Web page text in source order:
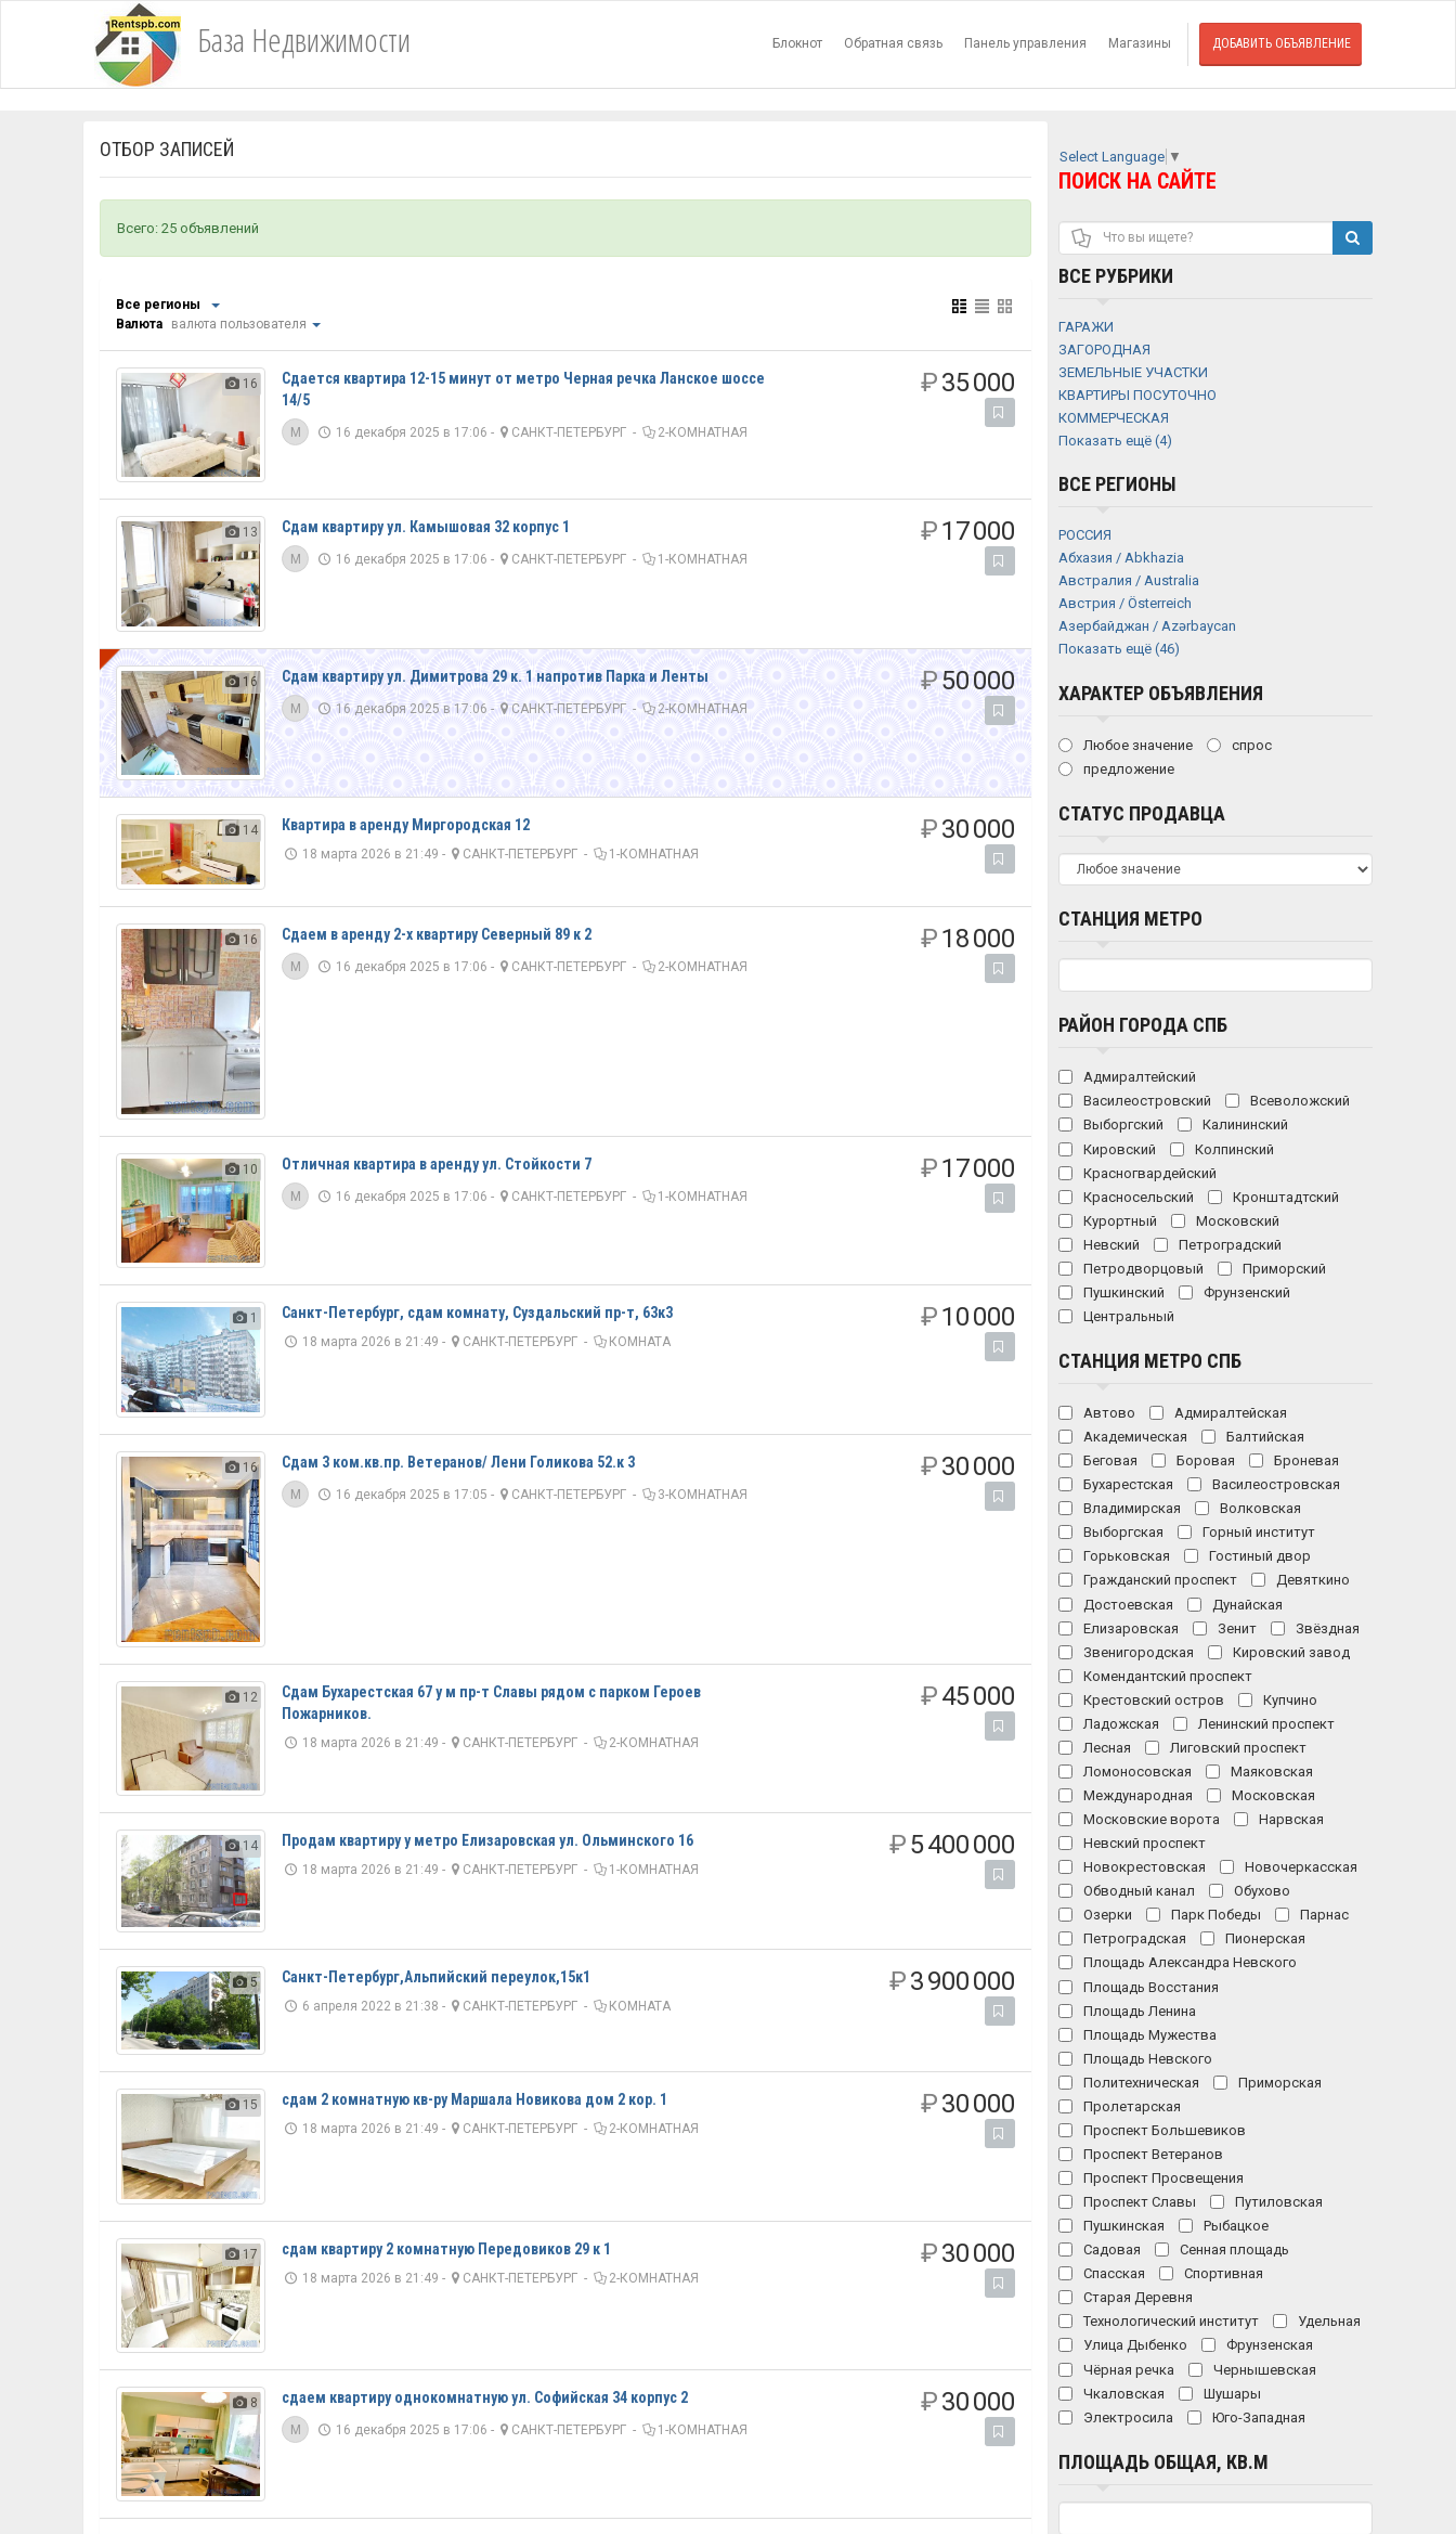
База Недвижимости Блокнот Обратная связь Панель управления Магазины ДОБАВИТЬ ОБЪЯВЛЕНИЕ
ОТБОР ЗАПИСЕЙ
Всего: 25 объявлений
Все регионы
Валюта
валюта пользователя
16
Сдается квартира 12-15 минут от метро Черная речка Ланское шоссе
14/5
M 16 декабря 2025 в 17:06 - САНКТ-ПЕТЕРБУРГ - 2-КОМНАТНАЯ
₽35 000
13 Сдам квартиру ул. Камышовая 32 корпус 1
M 16 декабря 2025 в 17:06 - САНКТ-ПЕТЕРБУРГ - 1-КОМНАТНАЯ
₽17 000
16 Сдам квартиру ул. Димитрова 29 к. 1 напротив Парка и Ленты
M 16 декабря 2025 в 17:06 - САНКТ-ПЕТЕРБУРГ - 2-КОМНАТНАЯ
₽50 000
14 Квартира в аренду Миргородская 12
18 марта 2026 в 21:49 - САНКТ-ПЕТЕРБУРГ - 1-КОМНАТНАЯ
₽30 000
16 Сдаем в аренду 2-х квартиру Северный 89 к 2
M 16 декабря 2025 в 17:06 - САНКТ-ПЕТЕРБУРГ - 2-КОМНАТНАЯ
₽18 000
10 Отличная квартира в аренду ул. Стойкости 7
M 16 декабря 2025 в 17:06 - САНКТ-ПЕТЕРБУРГ - 1-КОМНАТНАЯ
₽17 000
1 Санкт-Петербург, сдам комнату, Суздальский пр-т, 63к3
18 марта 2026 в 21:49 - САНКТ-ПЕТЕРБУРГ - КОМНАТА
₽10 000
16 Сдам 3 ком.кв.пр. Ветеранов/ Лени Голикова 52.к 3
M 16 декабря 2025 в 17:05 - САНКТ-ПЕТЕРБУРГ - 3-КОМНАТНАЯ
₽30 000
12
Сдам Бухарестская 67 у м пр-т Славы рядом с парком Героев
Пожарников.
18 марта 2026 в 21:49 - САНКТ-ПЕТЕРБУРГ - 2-КОМНАТНАЯ
₽45 000
14 Продам квартиру у метро Елизаровская ул. Ольминского 16
18 марта 2026 в 21:49 - САНКТ-ПЕТЕРБУРГ - 1-КОМНАТНАЯ
₽5 400 000
5 Санкт-Петербург,Альпийский переулок,15к1
6 апреля 2022 в 21:38 - САНКТ-ПЕТЕРБУРГ - КОМНАТА
₽3 900 000
15 сдам 2 комнатную кв-ру Маршала Новикова дом 2 кор. 1
18 марта 2026 в 21:49 - САНКТ-ПЕТЕРБУРГ - 2-КОМНАТНАЯ
₽30 000
17 сдам квартиру 2 комнатную Передовиков 29 к 1
18 марта 2026 в 21:49 - САНКТ-ПЕТЕРБУРГ - 2-КОМНАТНАЯ
₽30 000
8 сдаем квартиру однокомнатную ул. Софийская 34 корпус 2
M 16 декабря 2025 в 17:06 - САНКТ-ПЕТЕРБУРГ - 1-КОМНАТНАЯ
₽30 000
Select Language ▼
ПОИСК НА САЙТЕ
ВСЕ РУБРИКИ
ГАРАЖИ
ЗАГОРОДНАЯ
ЗЕМЕЛЬНЫЕ УЧАСТКИ
КВАРТИРЫ ПОСУТОЧНО
КОММЕРЧЕСКАЯ
Показать ещё (4)
ВСЕ РЕГИОНЫ
РОССИЯ
Абхазия / Abkhazia
Австралия / Australia
Австрия / Österreich
Азербайджан / Azərbaycan
Показать ещё (46)
ХАРАКТЕР ОБЪЯВЛЕНИЯ
Любое значение
спрос
предложение
СТАТУС ПРОДАВЦА
СТАНЦИЯ МЕТРО
РАЙОН ГОРОДА СПБ
Адмиралтейский
Василеостровский
Всеволожский
Выборгский
Калининский
Кировский
Колпинский
Красногвардейский
Красносельский
Кронштадтский
Курортный
Московский
Невский
Петроградский
Петродворцовый
Приморский
Пушкинский
Фрунзенский
Центральный
СТАНЦИЯ МЕТРО СПБ
Автово
Адмиралтейская
Академическая
Балтийская
Беговая
Боровая
Броневая
Бухарестская
Василеостровская
Владимирская
Волковская
Выборгская
Горный институт
Горьковская
Гостиный двор
Гражданский проспект
Девяткино
Достоевская
Дунайская
Елизаровская
Зенит
Звёздная
Звенигородская
Кировский завод
Комендантский проспект
Крестовский остров
Купчино
Ладожская
Ленинский проспект
Лесная
Лиговский проспект
Ломоносовская
Маяковская
Международная
Московская
Московские ворота
Нарвская
Невский проспект
Новокрестовская
Новочеркасская
Обводный канал
Обухово
Озерки
Парк Победы
Парнас
Петроградская
Пионерская
Площадь Александра Невского
Площадь Восстания
Площадь Ленина
Площадь Мужества
Площадь Невского
Политехническая
Приморская
Пролетарская
Проспект Большевиков
Проспект Ветеранов
Проспект Просвещения
Проспект Славы
Путиловская
Пушкинская
Рыбацкое
Садовая
Сенная площадь
Спасская
Спортивная
Старая Деревня
Технологический институт
Удельная
Улица Дыбенко
Фрунзенская
Чёрная речка
Чернышевская
Чкаловская
Шушары
Электросила
Юго-Западная
ПЛОЩАДЬ ОБЩАЯ, КВ.М